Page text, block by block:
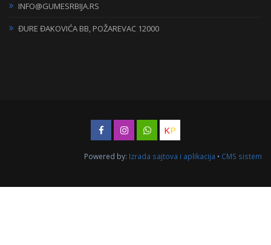
INFO@GUMESRBIJA.RS
ĐURE ĐAKOVIĆA BB, POŽAREVAC 12000
KP
Powered by: Izrada sajtova i aplikacija • CMS sistem